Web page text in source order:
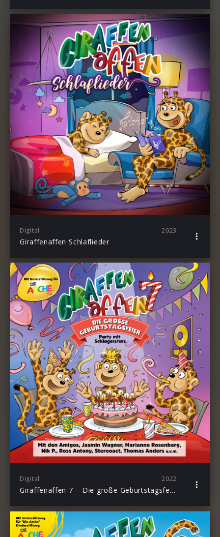
Digital 2023
Giraffenaffen Schlaflieder
Digital 2022
Giraffenaffen 7 – Die große Geburtstagsfeier (Party mit Schlagerstars)